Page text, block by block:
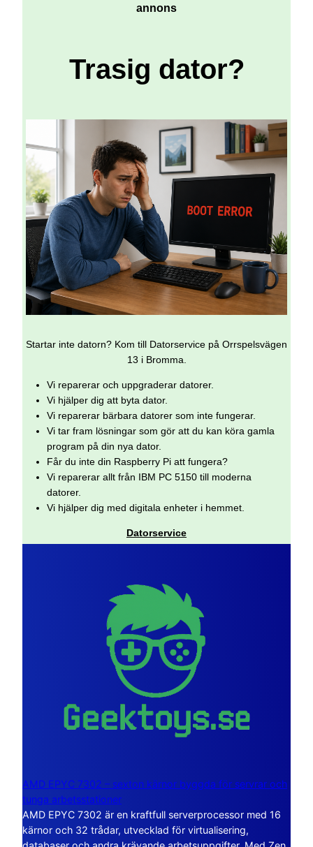
annons
Trasig dator?
Startar inte datorn? Kom till Datorservice på Orrspelsvägen
13 i Bromma.
Vi reparerar och uppgraderar datorer.
Vi hjälper dig att byta dator.
Vi reparerar bärbara datorer som inte fungerar.
Vi tar fram lösningar som gör att du kan köra gamla
program på din nya dator.
Får du inte din Raspberry Pi att fungera?
Vi reparerar allt från IBM PC 5150 till moderna
datorer.
Vi hjälper dig med digitala enheter i hemmet.
Datorservice
AMD EPYC 7302 – sexton kärnor byggda för servrar och
tunga arbetsstationer
AMD EPYC 7302 är en kraftfull serverprocessor med 16
kärnor och 32 trådar, utvecklad för virtualisering,